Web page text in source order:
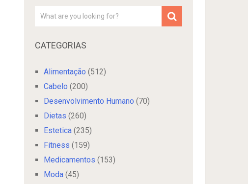
CATEGORIAS
Alimentação (512)
Cabelo (200)
Desenvolvimento Humano (70)
Dietas (260)
Estetica (235)
Fitness (159)
Medicamentos (153)
Moda (45)